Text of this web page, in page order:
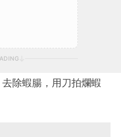
除蝦腸，用刀拍爛蝦